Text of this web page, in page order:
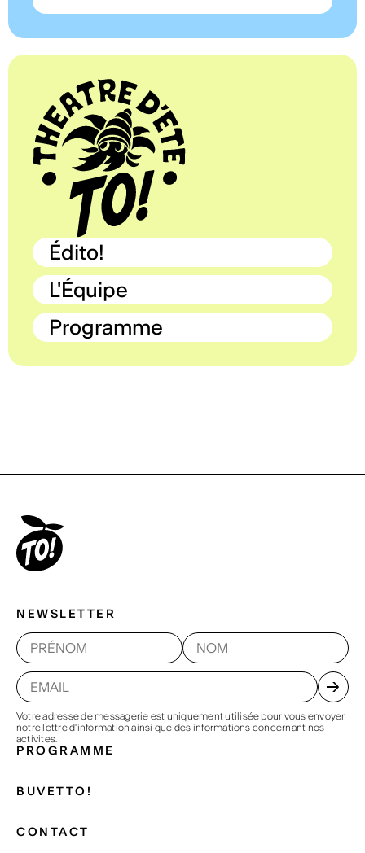
Édito!
L'Équipe
Programme
NEWSLETTER
Votre adresse de messagerie est uniquement utilisée pour vous envoyer
notre lettre d'information ainsi que des informations concernant nos
activites.
PROGRAMME
BUVETTO!
CONTACT